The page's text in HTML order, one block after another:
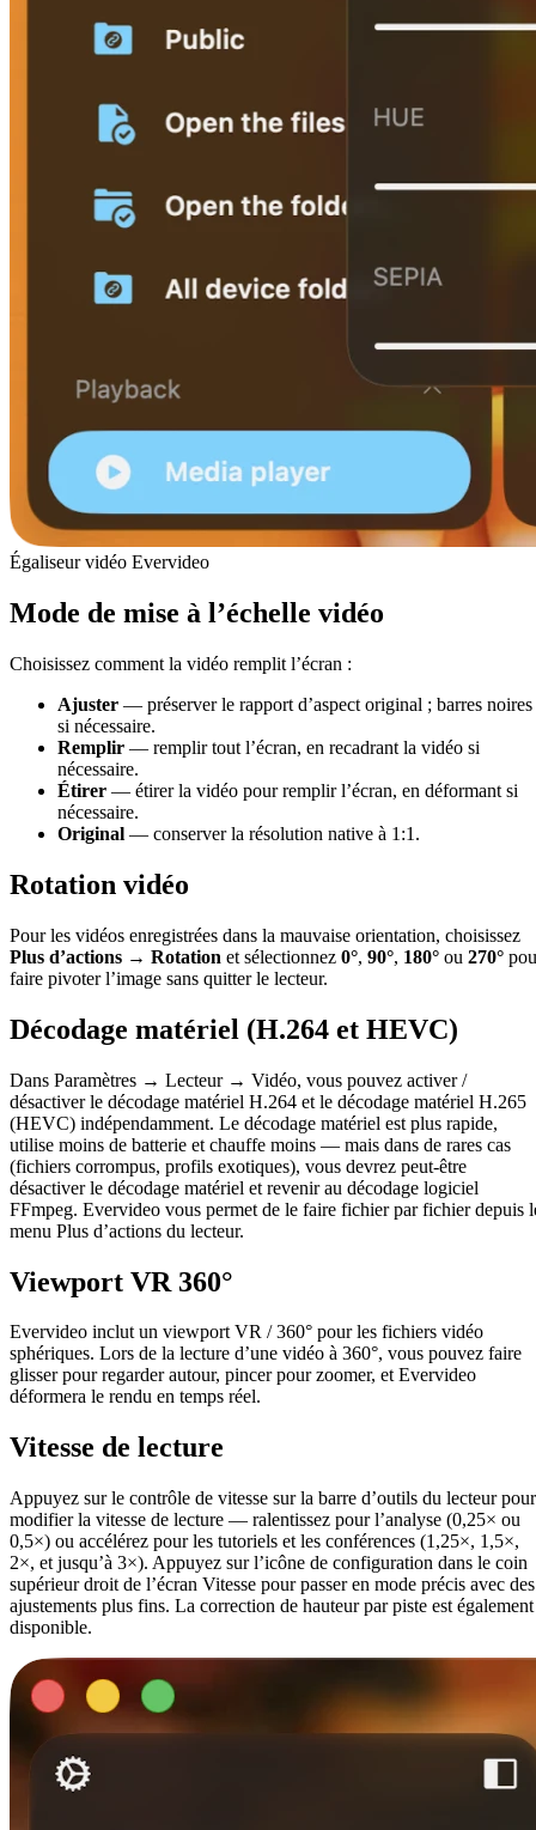
Égaliseur vidéo Evervideo
Mode de mise à l’échelle vidéo
Choisissez comment la vidéo remplit l’écran :
Ajuster — préserver le rapport d’aspect original ; barres noires
si nécessaire.
Remplir — remplir tout l’écran, en recadrant la vidéo si
nécessaire.
Étirer — étirer la vidéo pour remplir l’écran, en déformant si
nécessaire.
Original — conserver la résolution native à 1:1.
Rotation vidéo
Pour les vidéos enregistrées dans la mauvaise orientation, choisissez
Plus d’actions → Rotation et sélectionnez 0°, 90°, 180° ou 270°
faire pivoter l’image sans quitter le lecteur.
Décodage matériel (H.264 et HEVC)
Dans Paramètres → Lecteur → Vidéo, vous pouvez activer /
désactiver le décodage matériel H.264 et le décodage matériel H.265
(HEVC) indépendamment. Le décodage matériel est plus rapide,
utilise moins de batterie et chauffe moins — mais dans de rares cas
(fichiers corrompus, profils exotiques), vous devrez peut-être
désactiver le décodage matériel et revenir au décodage logiciel
FFmpeg. Evervideo vous permet de le faire fichier par fichier depuis
menu Plus d’actions du lecteur.
Viewport VR 360°
Evervideo inclut un viewport VR / 360° pour les fichiers vidéo
sphériques. Lors de la lecture d’une vidéo à 360°, vous pouvez faire
glisser pour regarder autour, pincer pour zoomer, et Evervideo
déformera le rendu en temps réel.
Vitesse de lecture
Appuyez sur le contrôle de vitesse sur la barre d’outils du lecteur pour
modifier la vitesse de lecture — ralentissez pour l’analyse (0,25× ou
0,5×) ou accélérez pour les tutoriels et les conférences (1,25×, 1,5×,
2×, et jusqu’à 3×). Appuyez sur l’icône de configuration dans le coin
supérieur droit de l’écran Vitesse pour passer en mode précis avec des
ajustements plus fins. La correction de hauteur par piste est également
disponible.